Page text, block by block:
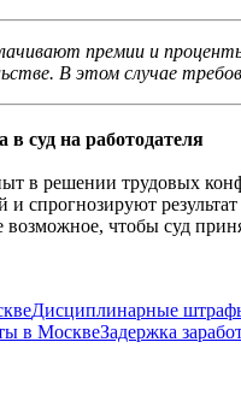
премии и
В этом случае
суд на работодателя
в решении трудовых
и спрогнозируют
чтобы суд
Дисциплинарные
в МосквеЗадержка